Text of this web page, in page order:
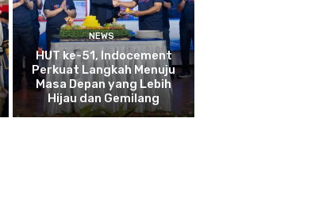
NEWS
HUT ke-51, Indocement
Perkuat Langkah Menuju
Masa Depan yang Lebih
Hijau dan Gemilang